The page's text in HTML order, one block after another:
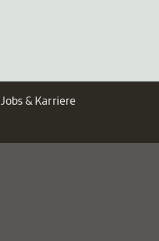
Jobs & Karriere